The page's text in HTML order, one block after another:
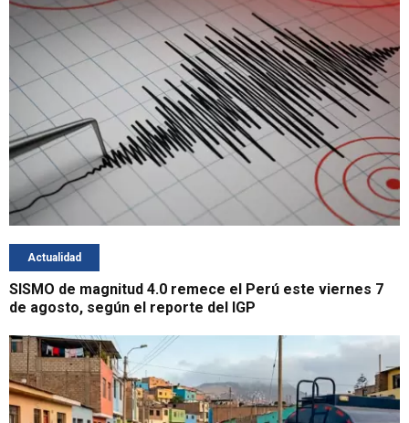
Actualidad
SISMO de magnitud 4.0 remece el Perú este viernes 7
de agosto, según el reporte del IGP